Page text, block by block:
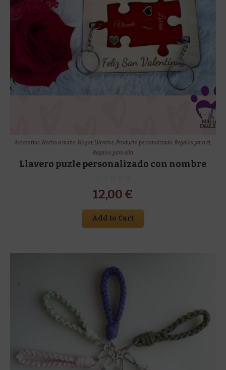
Accesorios,Hecho a mano,Hogar,Llaveros,Producto personalizado,Regalos para él,
Regalos para ella
Llavero puzle personalizado con nombre
12,00 €
Add to Cart